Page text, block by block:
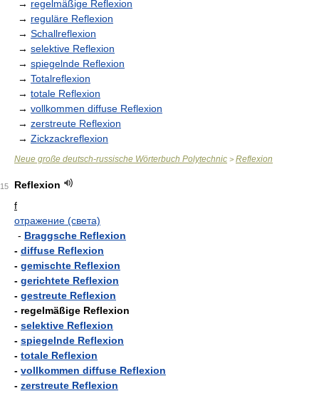
→ regelmäßige Reflexion
→ reguläre Reflexion
→ Schallreflexion
→ selektive Reflexion
→ spiegelnde Reflexion
→ Totalreflexion
→ totale Reflexion
→ vollkommen diffuse Reflexion
→ zerstreute Reflexion
→ Zickzackreflexion
Neue große deutsch-russische Wörterbuch Polytechnic > Reflexion
15
Reflexion
f
отражение (света)
- Braggsche Reflexion
- diffuse Reflexion
- gemischte Reflexion
- gerichtete Reflexion
- gestreute Reflexion
- regelmäßige Reflexion
- selektive Reflexion
- spiegelnde Reflexion
- totale Reflexion
- vollkommen diffuse Reflexion
- zerstreute Reflexion